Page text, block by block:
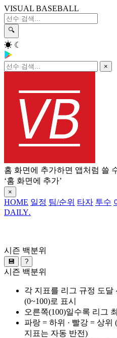
VISUAL BASEBALL
🔍
☀ ☾
×
홈 화면에 추가하면 앱처럼 쓸
‘홈 화면에 추가’
×
HOME 일정 팀/순위 타자 투수
DAILY.
시즌 백분위
💾 ?
시즌 백분위
각 지표를 리그 규정 도달
(0~100)로 표시
오른쪽(100)일수록 리그
파랑 = 하위 · 빨강 = 상
지표는 자동 반전)